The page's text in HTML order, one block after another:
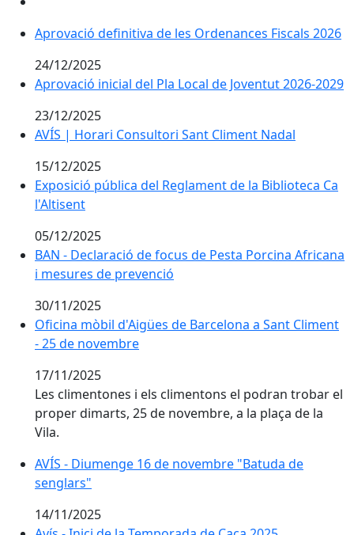
Aprovació definitiva de les Ordenances Fiscals 2026
Aprovació definitiva de les Ordenances Fiscals 2026
24/12/2025
Aprovació inicial del Pla Local de Joventut 2026-2029
Aprovació inicial del Pla Local de Joventut 2026-2029
23/12/2025
AVÍS | Horari Consultori Sant Climent Nadal
AVÍS | Horari Consultori Sant Climent Nadal
15/12/2025
Exposició pública del Reglament de la Biblioteca Ca
Exposició pública del Reglament de la Biblioteca Ca
l'Altisent
05/12/2025
BAN - Declaració de focus de Pesta Porcina Africana
BAN - Declaració de focus de Pesta Porcina Africana
i mesures de prevenció
30/11/2025
Oficina mòbil d'Aigües de Barcelona a Sant Climent -
Oficina mòbil d'Aigües de Barcelona a Sant Climent
- 25 de novembre
17/11/2025
Les climentones i els climentons el podran trobar el
proper dimarts, 25 de novembre, a la plaça de la
Vila.
AVÍS - Diumenge 16 de novembre "Batuda de
AVÍS - Diumenge 16 de novembre "Batuda de
senglars"
14/11/2025